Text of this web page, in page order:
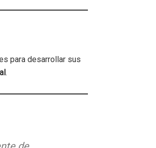
para desarrollar sus
.